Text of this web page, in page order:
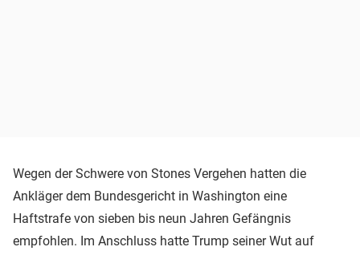
Wegen der Schwere von Stones Vergehen hatten die
Ankläger dem Bundesgericht in Washington eine
Haftstrafe von sieben bis neun Jahren Gefängnis
empfohlen. Im Anschluss hatte Trump seiner Wut auf